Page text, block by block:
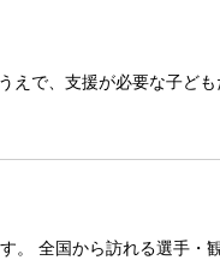
えで、支援が必要な子ど
。 全国から訪れる選手・